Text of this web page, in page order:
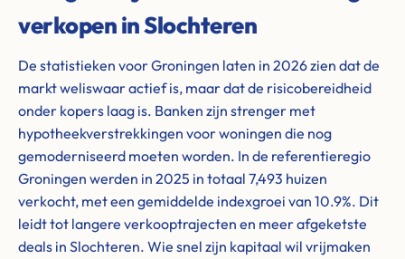
verkopen in Slochteren
De statistieken voor Groningen laten in 2026 zien dat de
markt weliswaar actief is, maar dat de risicobereidheid
onder kopers laag is. Banken zijn strenger met
hypotheekverstrekkingen voor woningen die nog
gemoderniseerd moeten worden. In de referentieregio
Groningen werden in 2025 in totaal 7,493 huizen
verkocht, met een gemiddelde indexgroei van 10.9%. Dit
leidt tot langere verkooptrajecten en meer afgeketste
deals in Slochteren. Wie snel zijn kapitaal wil vrijmaken